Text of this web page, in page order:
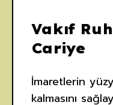
Vakıf
Cariye
İmaretlerin
kalmasını